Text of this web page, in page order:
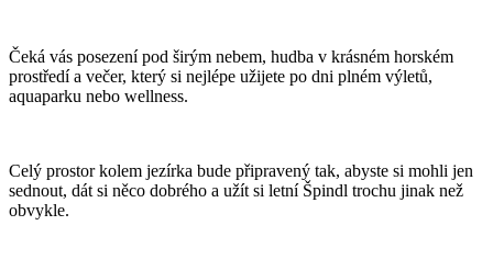
Čeká vás posezení pod širým nebem, hudba v krásném horském
prostředí a večer, který si nejlépe užijete po dni plném výletů,
aquaparku nebo wellness.
Celý prostor kolem jezírka bude připravený tak, abyste si mohli jen
sednout, dát si něco dobrého a užít si letní Špindl trochu jinak než
obvykle.